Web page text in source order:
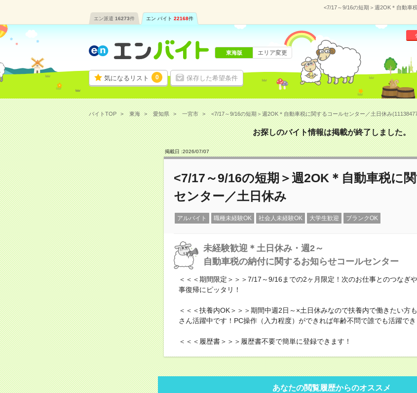
<7/17～9/16の短期＞週2OK＊自動車
エン派遣 16273件 エン バイト 22168件
気になるリスト 0 保存した希望条件
東海版 エリア変更
バイトTOP 東海 愛知県 一宮市 <7/17～9/16の短期＞週2OK＊自動車税に関するコールセンター／土日休み
お探しのバイト情報は掲載が終了しました。
掲載日 :2026/07/07
<7/17～9/16の短期＞週2OK＊自動車税に
センター／土日休み
アルバイト 職種未経験OK 社会人未経験OK 大学生歓迎 ブランクOK
未経験歓迎＊土日休み・週2～
自動車税の納付に関するお知らせコールセンター
＜＜＜期間限定＞＞＞7/17～9/16までの2ヶ月限定！次のお仕事とのつなぎ
事復帰にピッタリ！
＜＜＜扶養内OK＞＞＞期間中週2日～×土日休みなので扶養内で働きたい方
さん活躍中です！PC操作（入力程度）ができれば年齢不問で誰でも活躍でき
＜＜＜履歴書＞＞＞履歴書不要で簡単に登録できます！
あなたの閲覧履歴からのオススメ